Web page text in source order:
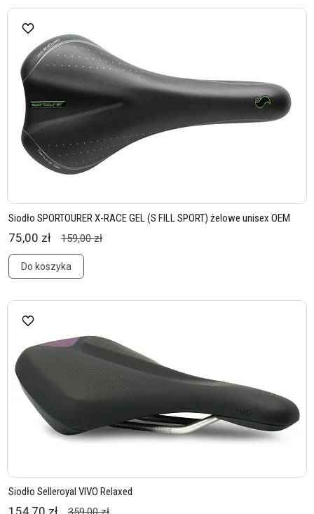
Siodło SPORTOURER X-RACE GEL (S FILL SPORT) żelowe unisex OEM
75,00 zł 159,00 zł
Do koszyka
Siodło Selleroyal VIVO Relaxed